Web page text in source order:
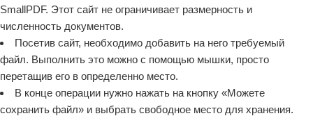
SmallPDF. Этот сайт не ограничивает размерность и
численность документов.
Посетив сайт, необходимо добавить на него требуемый
файл. Выполнить это можно с помощью мышки, просто
перетащив его в определенно место.
В конце операции нужно нажать на кнопку «Можете
сохранить файл» и выбрать свободное место для хранения.